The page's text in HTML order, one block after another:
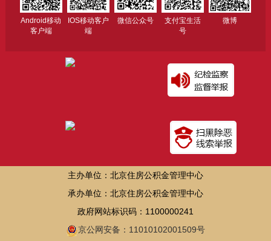
Android移动
客户端
IOS移动客户
端
微信公众号
支付宝生活
号
微博
主办单位：北京住房公积金管理中心
承办单位：北京住房公积金管理中心
政府网站标识码：1100000241
京公网安备：11010102001509号